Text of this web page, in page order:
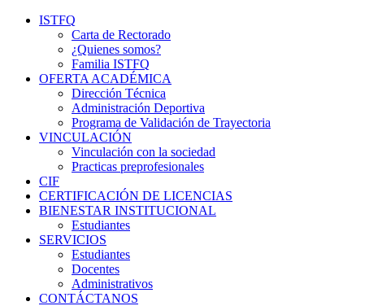
ISTFQ
Carta de Rectorado
¿Quienes somos?
Familia ISTFQ
OFERTA ACADÉMICA
Dirección Técnica
Administración Deportiva
Programa de Validación de Trayectoria
VINCULACIÓN
Vinculación con la sociedad
Practicas preprofesionales
CIF
CERTIFICACIÓN DE LICENCIAS
BIENESTAR INSTITUCIONAL
Estudiantes
SERVICIOS
Estudiantes
Docentes
Administrativos
CONTÁCTANOS